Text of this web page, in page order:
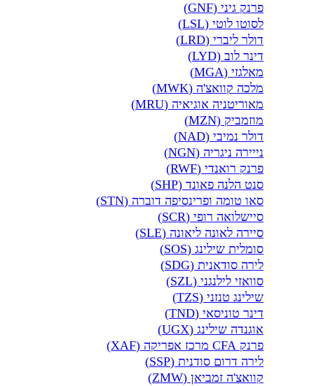
פרנק גיני (GNF)
לסוטו לוטי (LSL)
דולר ליברי (LRD)
דינר לוב (LYD)
מאלגזי (MGA)
מלכה קוואצ'ה (MWK)
מאוריטניה אוגיאיה (MRU)
מוזמביק (MZN)
דולר נמיבי (NAD)
נייירה ניגריה (NGN)
פרנק רואנדי (RWF)
סנט הלנה פאונד (SHP)
סאו טומה ופרינסיפה דוברה (STN)
סיישלואה רופי (SCR)
סיירה לאונה ליאונה (SLE)
סומלית שילינג (SOS)
לירה סודאנית (SDG)
סוואזי לילנגני (SZL)
שילינג טנזני (TZS)
דינר טוניסאי (TND)
אוגנדה שילינג (UGX)
פרנק CFA מרכז אפריקה (XAF)
לירה דרום סודנית (SSP)
קוואצ'ה זמביאן (ZMW)